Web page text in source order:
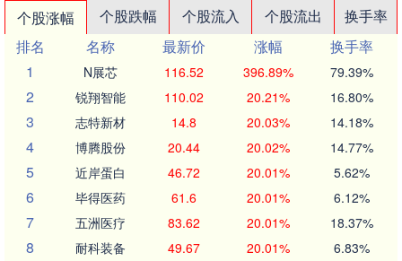
个股涨幅 个股跌幅 个股流入 个股流出
换手率
排名
名称 最新价 涨幅
换手率
1
N展芯 116.52 396.89% 79.39%
2 锐翔智能 110.02 20.21% 16.80%
3 志特新材 14.8 20.03% 14.18%
4 博腾股份 20.44 20.02% 14.77%
5 近岸蛋白 46.72 20.01% 5.62%
6 毕得医药 61.6 20.01% 6.12%
7 五洲医疗 83.62 20.01% 18.37%
8 耐科装备 49.67 20.01% 6.83%